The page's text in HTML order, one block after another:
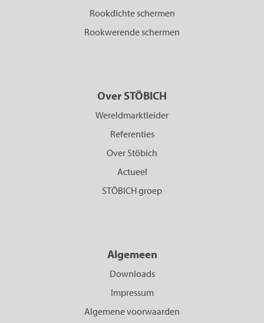
Rookdichte schermen
Rookwerende schermen
Over STÖBICH
Wereldmarktleider
Referenties
Over Stöbich
Actueel
STÖBICH groep
Algemeen
Downloads
Impressum
Algemene voorwaarden